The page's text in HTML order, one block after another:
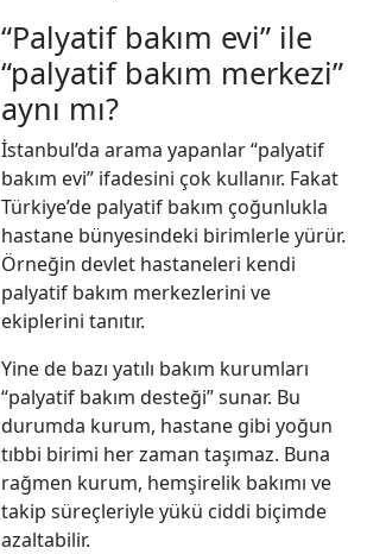
“Palyatif bakım evi” ile
“palyatif bakım merkezi”
aynı mı?
İstanbul’da arama yapanlar “palyatif
bakım evi” ifadesini çok kullanır. Fakat
Türkiye’de palyatif bakım çoğunlukla
hastane bünyesindeki birimlerle yürür.
Örneğin devlet hastaneleri kendi
palyatif bakım merkezlerini ve
ekiplerini tanıtır.
Yine de bazı yatılı bakım kurumları
“palyatif bakım desteği” sunar. Bu
durumda kurum, hastane gibi yoğun
tıbbi birimi her zaman taşımaz. Buna
rağmen kurum, hemşirelik bakımı ve
takip süreçleriyle yükü ciddi biçimde
azaltabilir.